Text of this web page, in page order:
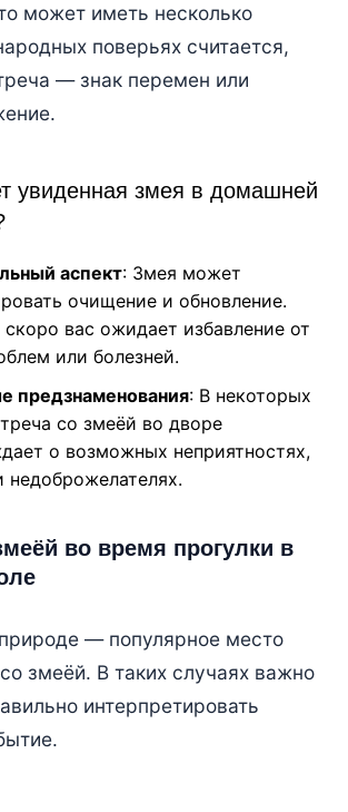
может иметь несколько
поверьях считается,
— знак перемен или
увиденная змея в домашней
аспект: Змея может
очищение и обновление.
вас ожидает избавление от
или болезней.
предзнаменования: В некоторых
со змеёй во дворе
о возможных неприятностях,
недоброжелателях.
во время прогулки в
— популярное место
змеёй. В таких случаях важно
интерпретировать